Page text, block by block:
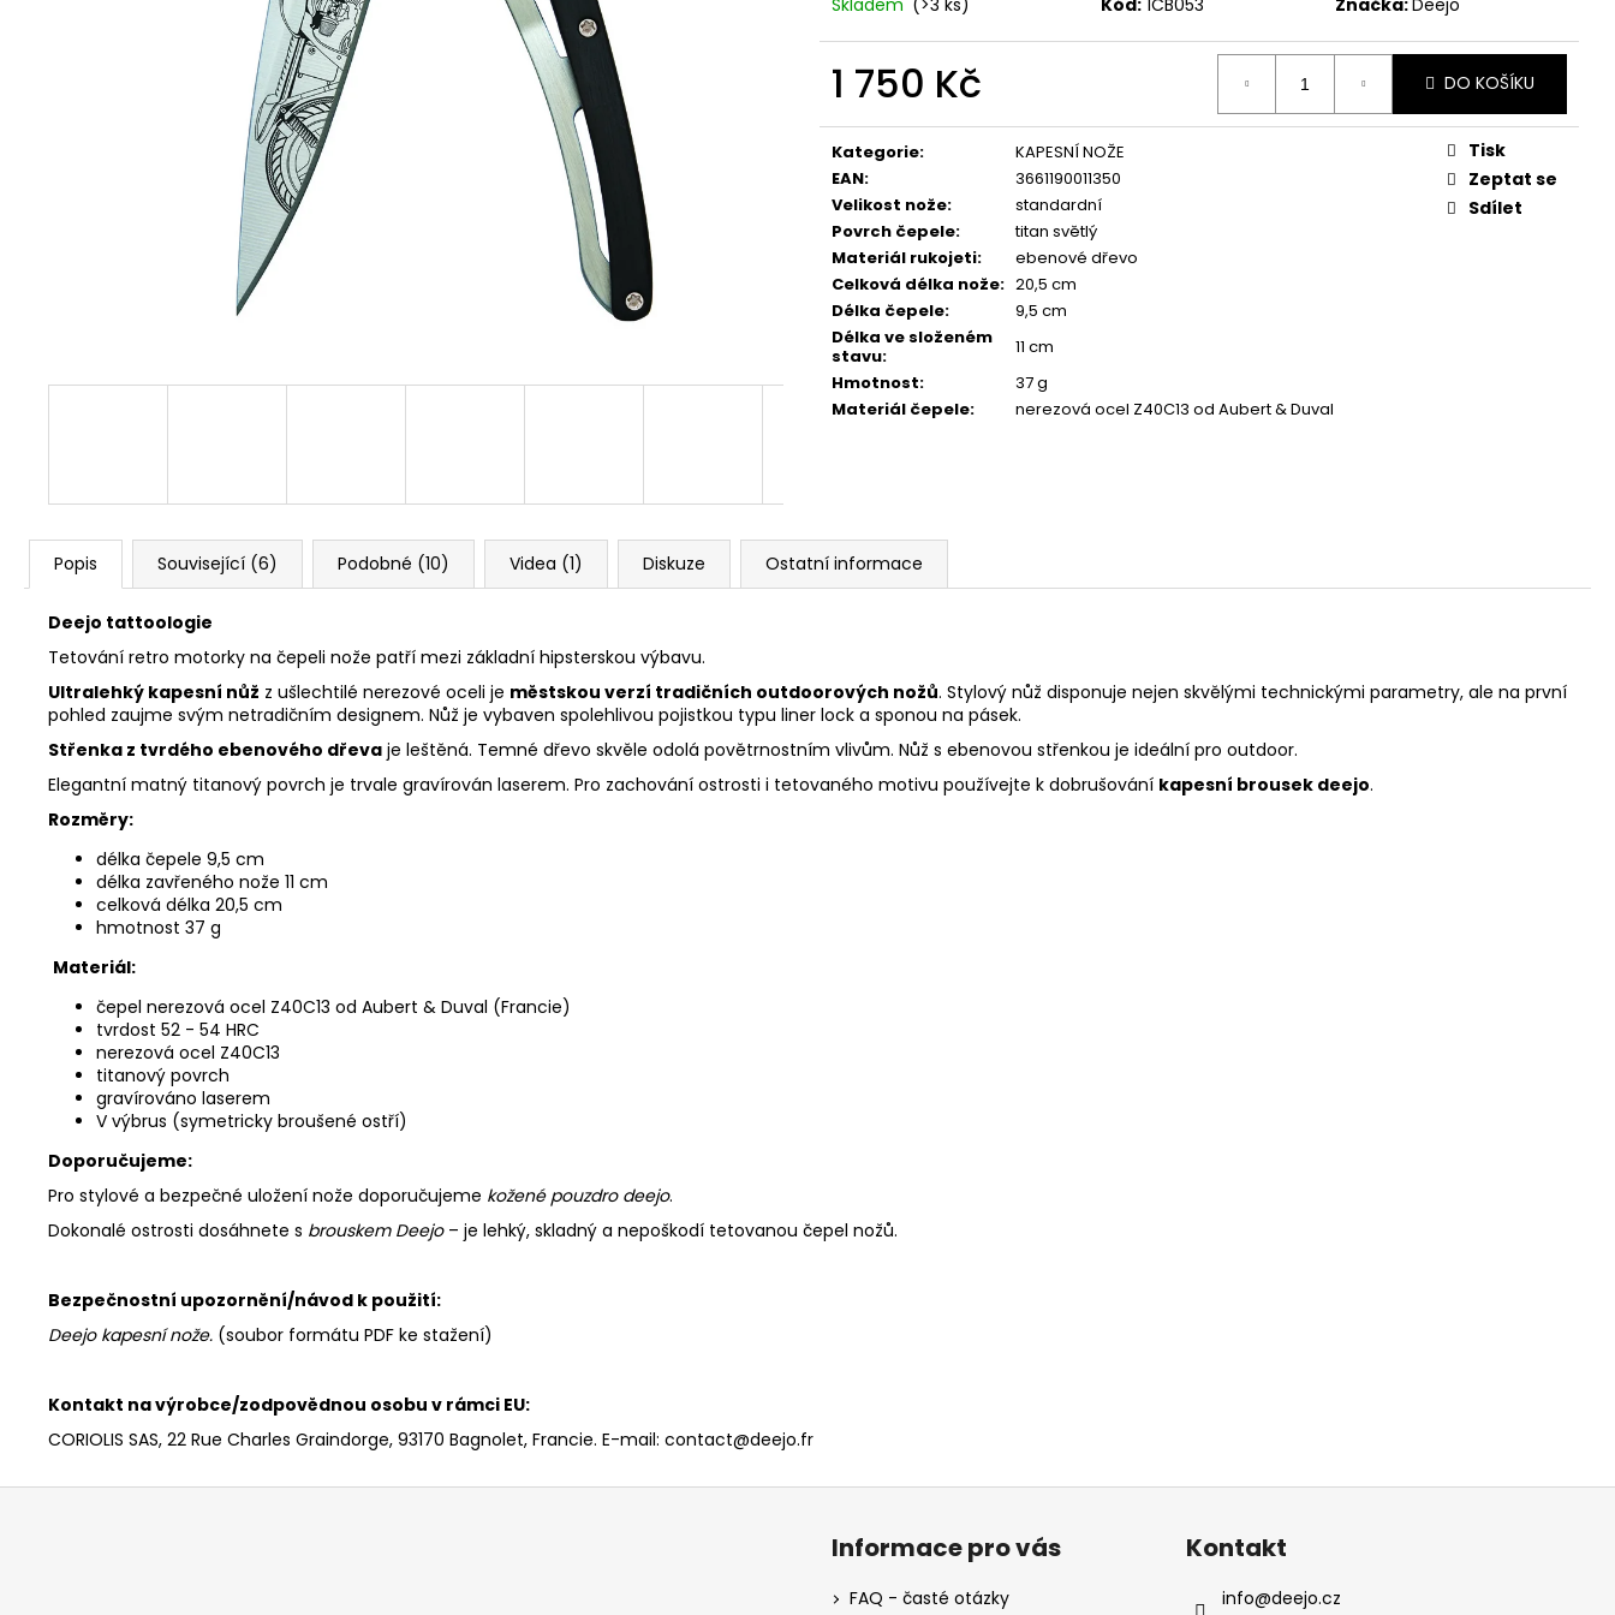
1 750 Kč
cena:
DO KOŠÍKU
Kategorie:
KAPESNÍ NOŽE
EAN:
3661190011350
Velikost nože:
standardní
Povrch čepele:
titan světlý
Materiál rukojeti:
ebenové dřevo
Celková délka nože: 20,5 cm
Délka čepele:
9,5 cm
Délka ve složeném
stavu:
11 cm
Hmotnost:
37 g
Materiál čepele: nerezová ocel Z40C13 od Aubert & Duval
Tisk
Zeptat se
Sdílet
Popis Související (6) Podobné (10) Videa (1) Diskuze Ostatní informace
Deejo tattoologie
Tetování retro motorky na čepeli nože patří mezi základní hipsterskou výbavu.
Ultralehký kapesní nůž z ušlechtilé nerezové oceli je městskou verzí tradičních outdoorových nožů. Stylový nůž disponuje nejen skvělými technickými parametry, ale na první
pohled zaujme svým netradičním designem. Nůž je vybaven spolehlivou pojistkou typu liner lock a sponou na pásek.
Střenka z tvrdého ebenového dřeva je leštěná. Temné dřevo skvěle odolá povětrnostním vlivům. Nůž s ebenovou střenkou je ideální pro outdoor.
Elegantní matný titanový povrch je trvale gravírován laserem. Pro zachování ostrosti i tetovaného motivu používejte k dobrušování kapesní brousek deejo.
Rozměry:
délka čepele 9,5 cm
délka zavřeného nože 11 cm
celková délka 20,5 cm
hmotnost 37 g
Materiál:
čepel nerezová ocel Z40C13 od Aubert & Duval (Francie)
tvrdost 52 - 54 HRC
nerezová ocel Z40C13
titanový povrch
gravírováno laserem
V výbrus (symetricky broušené ostří)
Doporučujeme:
Pro stylové a bezpečné uložení nože doporučujeme kožené pouzdro deejo.
Dokonalé ostrosti dosáhnete s brouskem Deejo– je lehký, skladný a nepoškodí tetovanou čepel nožů.
Bezpečnostní upozornění/návod k použití:
Deejo kapesní nože. (soubor formátu PDF ke stažení)
Kontakt na výrobce/zodpovědnou osobu v rámci EU:
CORIOLIS SAS, 22 Rue Charles Graindorge, 93170 Bagnolet, Francie. E-mail: contact@deejo.fr
1 295 Kč
1 295 Kč
Z
Informace pro vás
FAQ - časté otázky
Kontakt
info@deejo.cz